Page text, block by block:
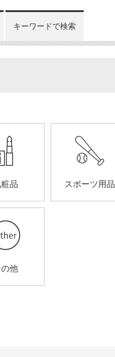
キーワードで検索
品 スポーツ用品
他